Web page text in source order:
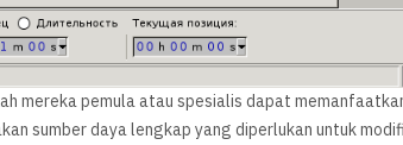
mereka pemula atau spesialis dapat
sumber daya lengkap yang diperlukan untuk